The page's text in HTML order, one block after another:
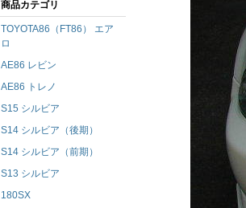
商品カテゴリ
TOYOTA86（FT86） エア
ロ
AE86 レビン
AE86 トレノ
S15 シルビア
S14 シルビア（後期）
S14 シルビア（前期）
S13 シルビア
180SX